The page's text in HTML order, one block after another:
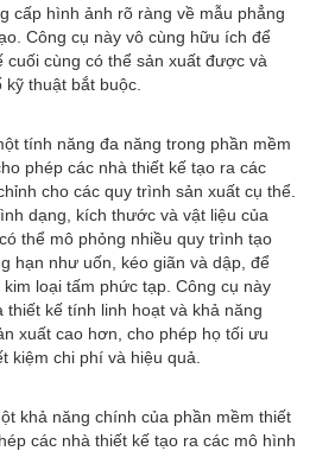
cấp hình ảnh rõ ràng về mẫu phẳng
Công cụ này vô cùng hữu ích để
cuối cùng có thể sản xuất được và
thuật bắt buộc.
tính năng đa năng trong phần mềm
phép các nhà thiết kế tạo ra các
cho các quy trình sản xuất cụ thể.
dạng, kích thước và vật liệu của
thể mô phỏng nhiều quy trình tạo
hạn như uốn, kéo giãn và dập, để
loại tấm phức tạp. Công cụ này
thiết kế tính linh hoạt và khả năng
xuất cao hơn, cho phép họ tối ưu
kiệm chi phí và hiệu quả.
khả năng chính của phần mềm thiết
các nhà thiết kế tạo ra các mô hình